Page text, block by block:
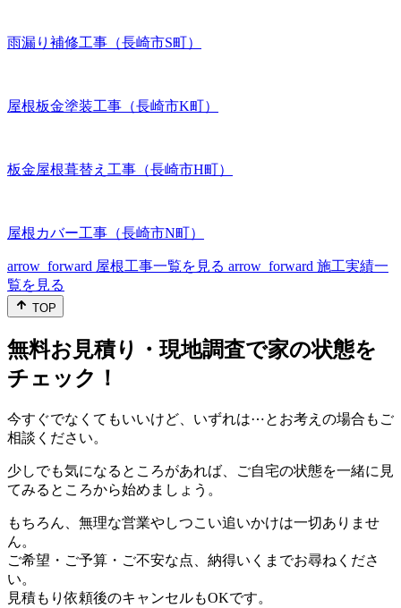
雨漏り補修工事（長崎市S町）
屋根板金塗装工事（長崎市K町）
板金屋根葺替え工事（長崎市H町）
屋根カバー工事（長崎市N町）
arrow_forward 屋根工事一覧を見る arrow_forward 施工実績一
覧を見る
TOP
無料お見積り・現地調査で家の状態を
チェック！
今すぐでなくてもいいけど、いずれは⋯とお考えの場合もご
相談ください。
少しでも気になるところがあれば、ご自宅の状態を一緒に見
てみるところから始めましょう。
もちろん、無理な営業やしつこい追いかけは一切ありませ
ん。
ご希望・ご予算・ご不安な点、納得いくまでお尋ねくださ
い。
見積もり依頼後のキャンセルもOKです。